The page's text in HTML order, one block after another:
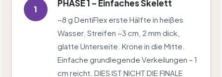
1
PHASE 1 – Einfaches Skelett
~8 g DentiFlex erste Hälfte in heißes
Wasser. Streifen ~3 cm, 2 mm dick,
glatte Unterseite. Krone in die Mitte.
Einfache grundlegende Verkeilungen – 1
cm reicht. DIES IST NICHT DIE FINALE